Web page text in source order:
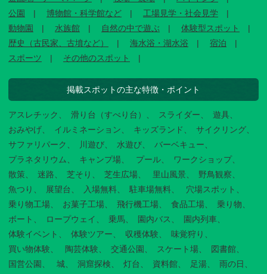
公園
博物館・科学館など
工場見学・社会見学
動物園
水族館 自然の中で遊ぶ
体験型スポット
歴史（古民家、古墳など）
海水浴・湖水浴
宿泊
スポーツ
その他のスポット
掲載スポットの主な特徴・ポイント
アスレチック 滑り台（すべり台） スライダー
遊具
おみやげ
イルミネーション キッズランド
サイクリング
サファリパーク
川遊び 水遊び
バーベキュー
プラネタリウム
キャンプ場 プール
ワークショップ
散策
迷路 芝そり 芝生広場 里山風景
野鳥観察
魚つり
展望台 入場無料 駐車場無料
穴場スポット
乗り物工場
お菓子工場 飛行機工場 食品工場
乗り物
ボート
ロープウェイ 乗馬 園内バス
園内列車
体験イベント
体験ツアー 収穫体験
味覚狩り
買い物体験
陶芸体験 交通公園 スケート場
図書館
国営公園
城 洞窟探検 灯台 資料館 足湯 雨の日